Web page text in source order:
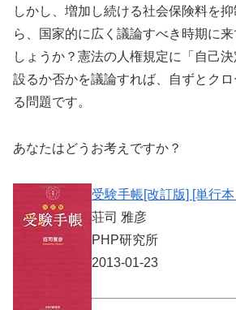
しかし、増加し続ける社会保険料を
ら、国家的に広く議論すべき時期に
しょうか？憲法の人権規定に「自己
設るか否かを議論すれば、自ずとクロ
る問題です。
あなたはどうお考えですか？
受験手帳[改訂版] [単行
荘司 雅彦
PHP研究所
2013-01-23